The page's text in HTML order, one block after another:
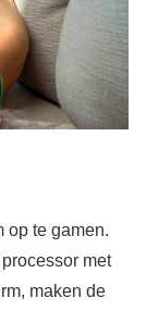
op te gamen.
met
maken de